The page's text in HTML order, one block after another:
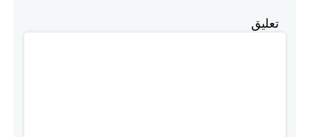
تعليق